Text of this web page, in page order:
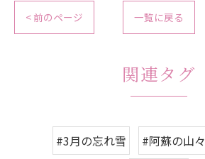
< 前のページ 一覧に戻る
関連タグ
#3月の忘れ雪 #阿蘇の山々